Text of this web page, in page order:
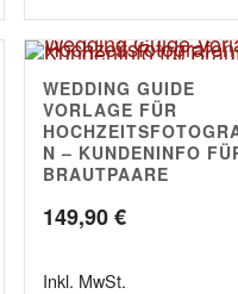
4.75
WEDDING GUIDE
VORLAGE FÜR
N – KUNDENINFO
BRAUTPAARE
149,90€
Inkl. MwSt.